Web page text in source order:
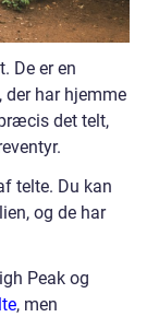
De er en
har hjemme
det telt,
telte. Du kan
og de har
Peak og
, men